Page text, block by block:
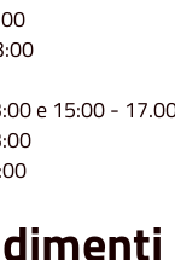
e 15:00 -